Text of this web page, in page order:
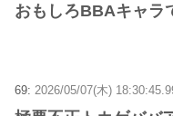
おもしろBBAキャラ
69: 2026/05/07(木)